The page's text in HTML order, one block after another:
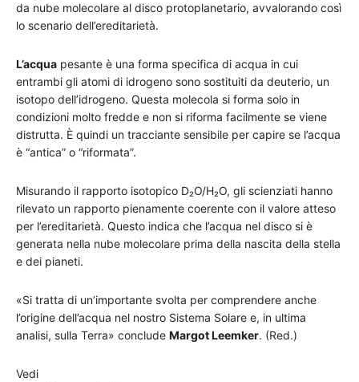
da nube molecolare al disco protoplanetario, avvalorando così
lo scenario dell’ereditarietà.
L’acqua pesante è una forma specifica di acqua in cui
entrambi gli atomi di idrogeno sono sostituiti da deuterio, un
isotopo dell’idrogeno. Questa molecola si forma solo in
condizioni molto fredde e non si riforma facilmente se viene
distrutta. È quindi un tracciante sensibile per capire se l’acqua
è “antica” o “riformata”.
Misurando il rapporto isotopico D₂O/H₂O, gli scienziati hanno
rilevato un rapporto pienamente coerente con il valore atteso
per l’ereditarietà. Questo indica che l’acqua nel disco si è
generata nella nube molecolare prima della nascita della stella
e dei pianeti.
«Si tratta di un’importante svolta per comprendere anche
l’origine dell’acqua nel nostro Sistema Solare e, in ultima
analisi, sulla Terra» conclude Margot Leemker. (Red.)
Vedi